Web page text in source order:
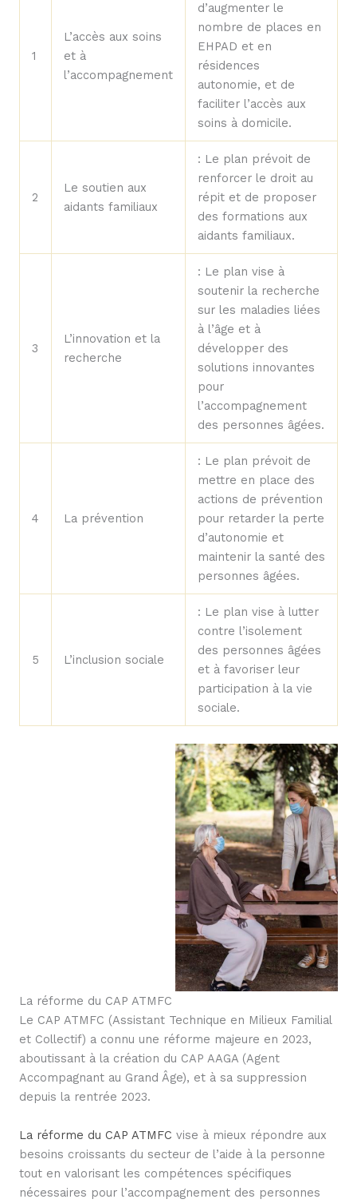
1
L’accès aux soins
et à
l’accompagnement
d’augmenter le
nombre de places en
EHPAD et en
résidences
autonomie, et de
faciliter l’accès aux
soins à domicile.
2
Le soutien aux
aidants familiaux
: Le plan prévoit de
renforcer le droit au
répit et de proposer
des formations aux
aidants familiaux.
3
L’innovation et la
recherche
: Le plan vise à
soutenir la recherche
sur les maladies liées
à l’âge et à
développer des
solutions innovantes
pour
l’accompagnement
des personnes âgées.
4 La prévention
: Le plan prévoit de
mettre en place des
actions de prévention
pour retarder la perte
d’autonomie et
maintenir la santé des
personnes âgées.
5 L’inclusion sociale
: Le plan vise à lutter
contre l’isolement
des personnes âgées
et à favoriser leur
participation à la vie
sociale.
La réforme du CAP ATMFC
Le CAP ATMFC (Assistant Technique en Milieux Familial
et Collectif) a connu une réforme majeure en 2023,
aboutissant à la création du CAP AAGA (Agent
Accompagnant au Grand Âge), et à sa suppression
depuis la rentrée 2023.
La réforme du CAP ATMFC vise à mieux répondre aux
besoins croissants du secteur de l’aide à la personne
tout en valorisant les compétences spécifiques
nécessaires pour l’accompagnement des personnes